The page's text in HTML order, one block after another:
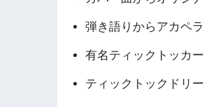
弾き語りからアカペ
有名ティックトッカ
ティックトックドリ